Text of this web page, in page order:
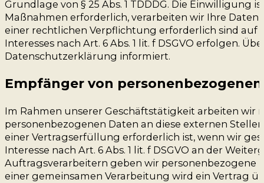
Grundlage von § 25 Abs. 1 TDDDG. Die
Maßnahmen erforderlich, verarbeiten wir Ihre Daten
einer rechtlichen Verpflichtung erforderlich sind auf
Interesses nach Art. 6 Abs. 1 lit. f DSGVO erfolgen.
Datenschutzerklärung informiert.
Empfänger von
Im Rahmen unserer Geschäftstätigkeit arbeiten wir
personenbezogenen Daten an diese externen
einer Vertragserfüllung erforderlich ist, wenn wir
Interesse nach Art. 6 Abs. 1 lit. f DSGVO an der
Auftragsverarbeitern geben wir
einer gemeinsamen Verarbeitung wird ein Vertrag